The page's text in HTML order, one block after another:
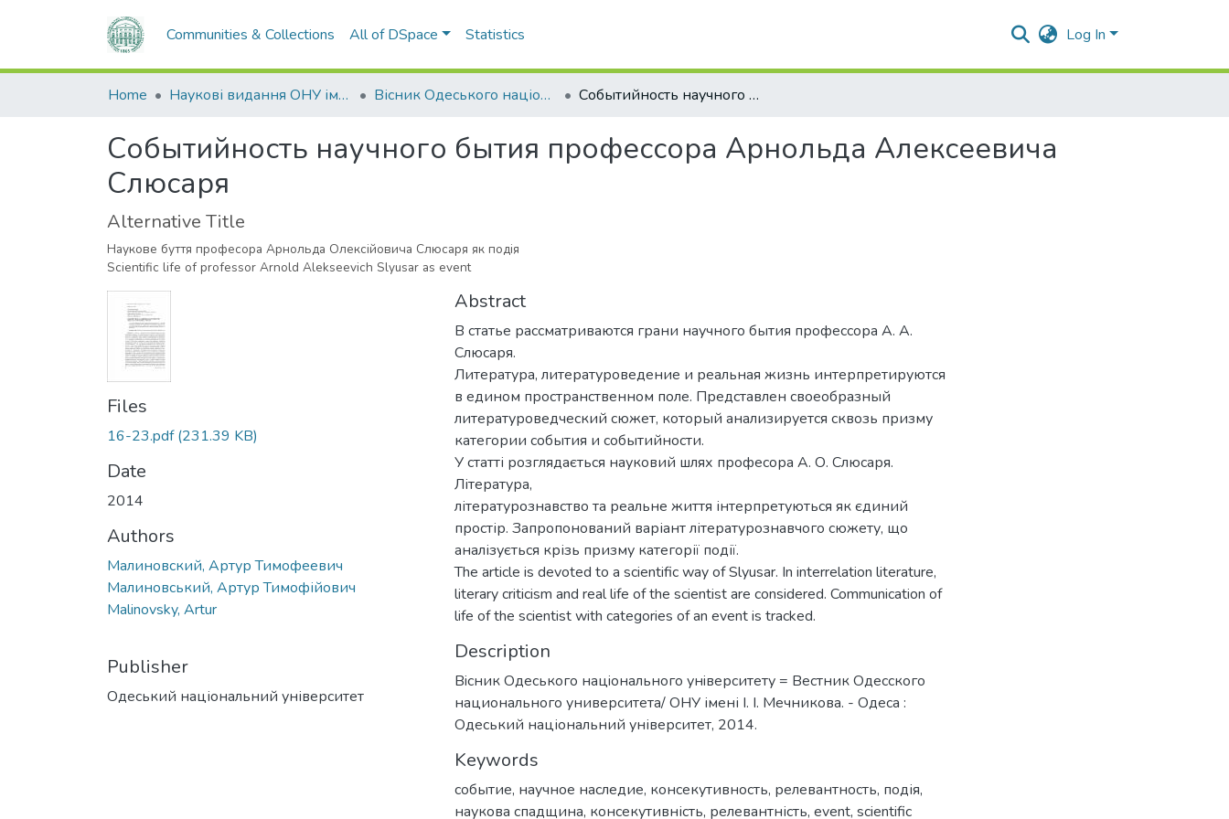
Communities & Collections All of DSpace Statistics Log In
Home Наукові видання ОНУ імені І. І. Мечникова Вісник Одеського національного університету. Філологія Событийность научного бытия профессора Арнольда Алексеевича Слюсаря
Событийность научного бытия профессора Арнольда Алексеевича
Слюсаря
Alternative Title
Наукове буття професора Арнольда Олексійовича Слюсаря як подія
Scientific life of professor Arnold Alekseevich Slyusar as event
Files
16-23.pdf(231.39 KB)
Date
2014
Authors
Малиновский, Артур Тимофеевич
Малиновський, Артур Тимофійович
Malinovsky, Artur
Publisher
Одеський національний університет
Abstract
В статье рассматриваются грани научного бытия профессора А. А.
Слюсаря.
Литература, литературоведение и реальная жизнь интерпретируются
в едином пространственном поле. Представлен своеобразный
литературоведческий сюжет, который анализируется сквозь призму
категории события и событийности.
У статті розглядається науковий шлях професора А. О. Слюсаря.
Література,
літературознавство та реальне життя інтерпретуються як єдиний
простір. Запропонований варіант літературознавчого сюжету, що
аналізується крізь призму категорії події.
The article is devoted to a scientific way of Slyusar. In interrelation literature,
literary criticism and real life of the scientist are considered. Communication of
life of the scientist with categories of an event is tracked.
Description
Вiсник Одеського нацiонального унiверситету = Вестник Одесского
национального университета/ ОНУ імені І. І. Мечникова. - Одеса :
Одеський національний університет, 2014.
Keywords
событие, научное наследие, консекутивность, релевантность, подія,
наукова спадщина, консекутивність, релевантність, event, scientific